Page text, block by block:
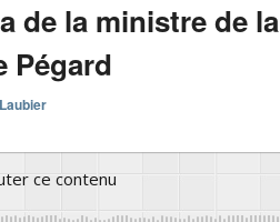
de la ministre de la
Pégard
ce contenu